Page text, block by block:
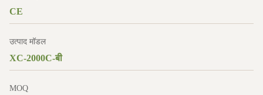
CE
उत्पाद मॉडल
XC-2000C-बी
MOQ